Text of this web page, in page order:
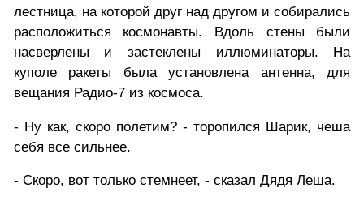
лестница, на которой друг над другом и собирались
расположиться космонавты. Вдоль стены были
насверлены и застеклены иллюминаторы. На
куполе ракеты была установлена антенна, для
вещания Радио-7 из космоса.
- Ну как, скоро полетим? - торопился Шарик, чеша
себя все сильнее.
- Скоро, вот только стемнеет, - сказал Дядя Леша.